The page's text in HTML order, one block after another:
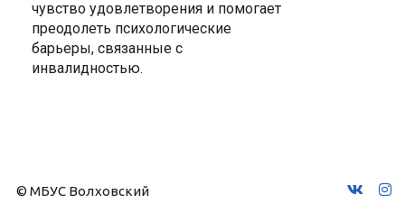
чувство удовлетворения и помогает
преодолеть психологические
барьеры, связанные с
инвалидностью.
© МБУС Волховский